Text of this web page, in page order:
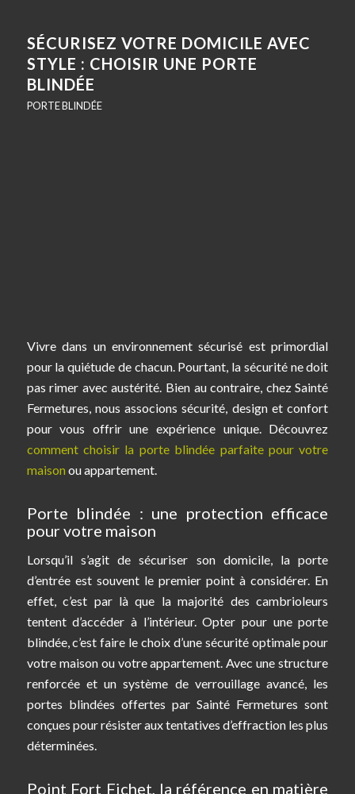
SÉCURISEZ VOTRE DOMICILE AVEC
STYLE : CHOISIR UNE PORTE
BLINDÉE
PORTE BLINDÉE
Vivre dans un environnement sécurisé est primordial
pour la quiétude de chacun. Pourtant, la sécurité ne doit
pas rimer avec austérité. Bien au contraire, chez Sainté
Fermetures, nous associons sécurité, design et confort
pour vous offrir une expérience unique. Découvrez
comment choisir la porte blindée parfaite pour votre
maison ou appartement.
Porte blindée : une protection efficace
pour votre maison
Lorsqu’il s’agit de sécuriser son domicile, la porte
d’entrée est souvent le premier point à considérer. En
effet, c’est par là que la majorité des cambrioleurs
tentent d’accéder à l’intérieur. Opter pour une porte
blindée, c’est faire le choix d’une sécurité optimale pour
votre maison ou votre appartement. Avec une structure
renforcée et un système de verrouillage avancé, les
portes blindées offertes par Sainté Fermetures sont
conçues pour résister aux tentatives d’effraction les plus
déterminées.
Point Fort Fichet, la référence en matière